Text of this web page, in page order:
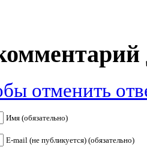
отменить
Имя (обязательно)
E-mail (не публикуется) (обязательно)